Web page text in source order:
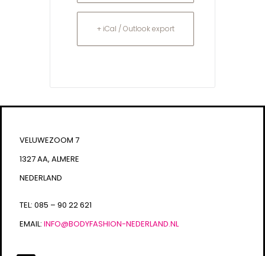
+ iCal / Outlook export
VELUWEZOOM 7
1327 AA, ALMERE
NEDERLAND
TEL: 085 – 90 22 621
EMAIL: INFO@BODYFASHION-NEDERLAND.NL